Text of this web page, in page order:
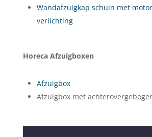
Wandafzuigkap schuin met
verlichting
Horeca Afzuigboxen
Afzuigbox
Afzuigbox met